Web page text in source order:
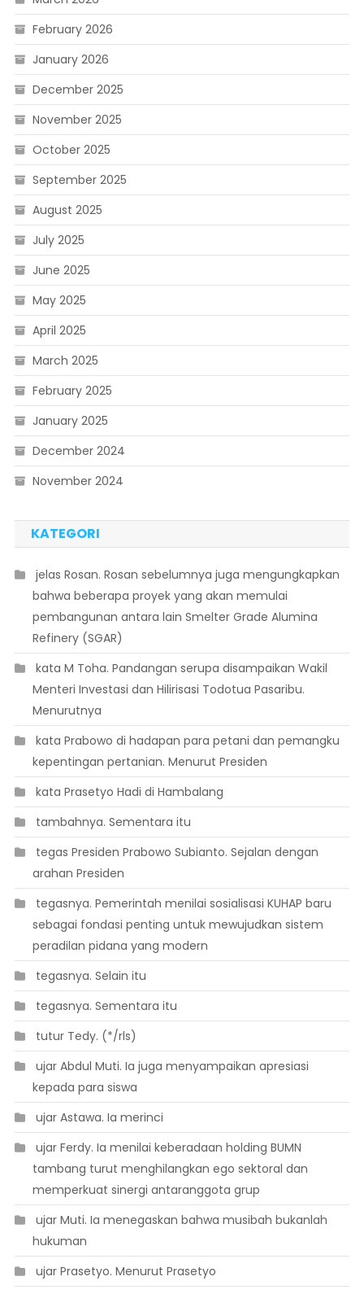
February 2026
January 2026
December 2025
November 2025
October 2025
September 2025
August 2025
July 2025
June 2025
May 2025
April 2025
March 2025
February 2025
January 2025
December 2024
November 2024
KATEGORI
 jelas Rosan. Rosan sebelumnya juga mengungkapkan
bahwa beberapa proyek yang akan memulai
pembangunan antara lain Smelter Grade Alumina
Refinery (SGAR)
 kata M Toha. Pandangan serupa disampaikan Wakil
Menteri Investasi dan Hilirisasi Todotua Pasaribu.
Menurutnya
 kata Prabowo di hadapan para petani dan pemangku
kepentingan pertanian. Menurut Presiden
 kata Prasetyo Hadi di Hambalang
 tambahnya. Sementara itu
 tegas Presiden Prabowo Subianto. Sejalan dengan
arahan Presiden
 tegasnya. Pemerintah menilai sosialisasi KUHAP baru
sebagai fondasi penting untuk mewujudkan sistem
peradilan pidana yang modern
 tegasnya. Selain itu
 tegasnya. Sementara itu
 tutur Tedy. (*/rls)
 ujar Abdul Muti. Ia juga menyampaikan apresiasi
kepada para siswa
 ujar Astawa. Ia merinci
 ujar Ferdy. Ia menilai keberadaan holding BUMN
tambang turut menghilangkan ego sektoral dan
memperkuat sinergi antaranggota grup
 ujar Muti. Ia menegaskan bahwa musibah bukanlah
hukuman
 ujar Prasetyo. Menurut Prasetyo